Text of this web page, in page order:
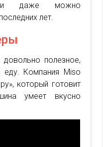
даже можно
лет.
полезное,
Компания Miso
который готовит
умеет вкусно